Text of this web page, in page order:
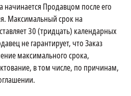
начинается Продавцом после его
Максимальный срок на
30 (тридцать) календарных
не гарантирует, что Заказ
максимального срока,
в том числе, по причинам,